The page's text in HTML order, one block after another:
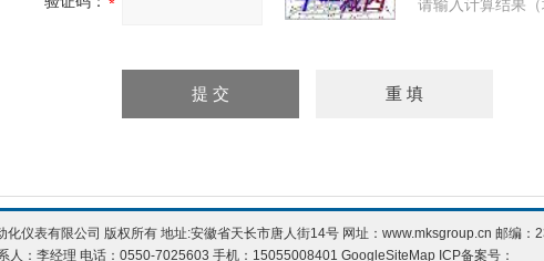
请输入计算结果
化仪表有限公司 版权所有 地址:安徽省天长市唐人街14号 网址： www.mksgroup.cn 邮编：
人：李经理 电话：0550-7025603 手机：15055008401 GoogleSiteMapICP备案号：